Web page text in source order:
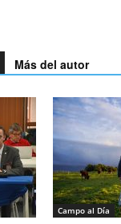
Más del autor
Campo al Día